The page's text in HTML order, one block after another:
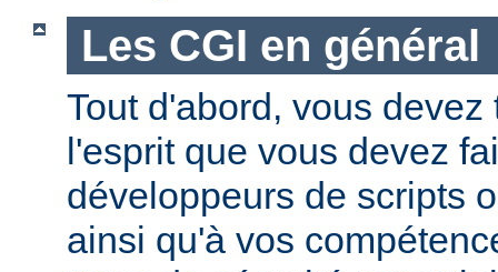
Les CGI en général
Tout d'abord, vous
l'esprit que vous devez
développeurs de scripts
ainsi qu'à vos